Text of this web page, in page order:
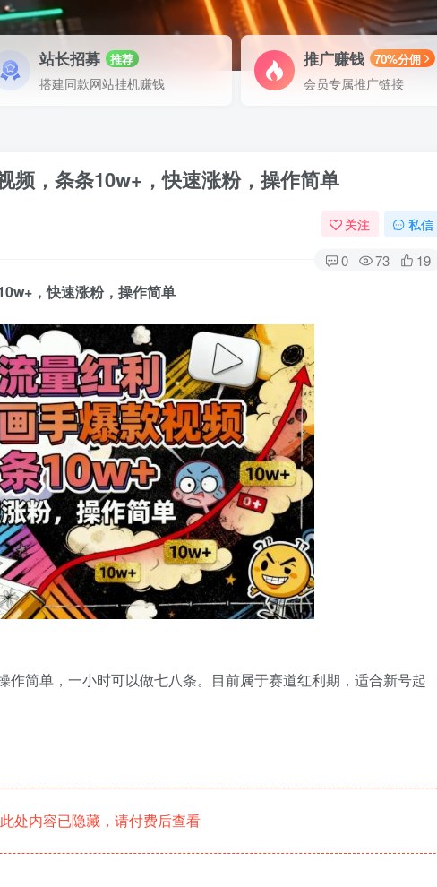
站长招募 推荐
搭建同款网站挂机赚钱
推广赚钱 70%分佣
会员专属推广链接
频，条条10w+，快速涨粉，操作简单
关注 私信
0 73 19
，快速涨粉，操作简单
作简单，一小时可以做七八条。目前属于赛道红利期，适合新号起
此处内容已隐藏，请付费后查看